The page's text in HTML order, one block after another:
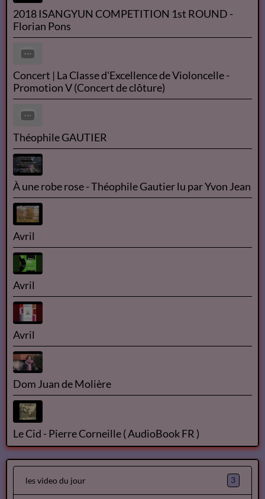
2018 ISANGYUN COMPETITION 1st ROUND -
Florian Pons
Concert | La Classe d'Excellence de Violoncelle -
Promotion V (Concert de clôture)
Théophile GAUTIER
À une robe rose - Théophile Gautier lu par Yvon Jean
Avril
Avril
Avril
Dom Juan de Molière
Le Cid - Pierre Corneille ( AudioBook FR )
les video du jour 3